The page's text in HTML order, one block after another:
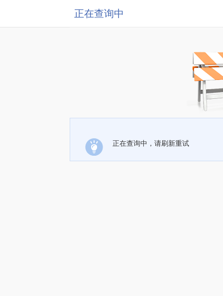
正在查询中
正在查询中，请刷新重试